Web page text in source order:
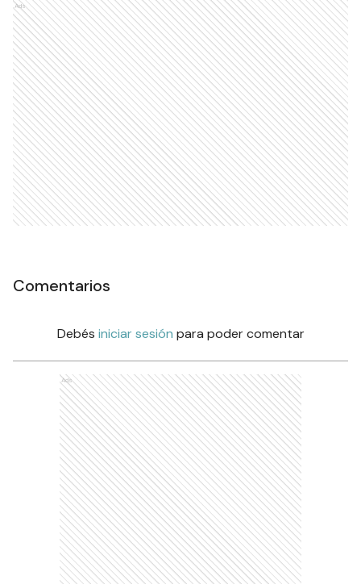
Ads
Comentarios
Debés iniciar sesión para poder comentar
Ads